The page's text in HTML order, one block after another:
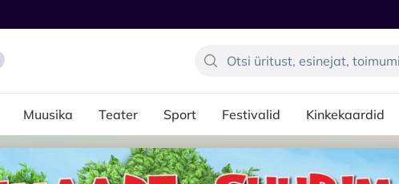
Muusika Teater Sport Festivalid Kinkekaardid